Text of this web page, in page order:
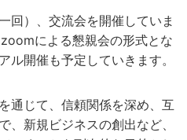
回）、交流会を開催していま
による懇親会の形式とな
ル開催も予定していきます。
通じて、信頼関係を深め、互
、新規ビジネスの創出など、